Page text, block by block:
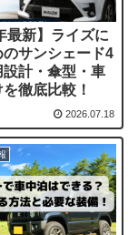
最新】ライズに
のサンシェード4
設計・傘型・車
徹底比較！
2026.07.18